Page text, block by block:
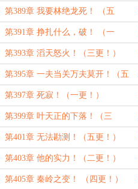
第389章 我要林绝龙死！ （五
更！）
第391章 挣扎什么，破！ （一
更！）
第393章 滔天怒火！（三更！）
第395章 一夫当关万夫莫开！（五
更！）
第397章 死寂！（一更！）
第399章 叶天正的下落！（三
更！）
第401章 无法勘测！（五更！）
第403章 他的实力！（二更！）
第405章 秦岭之变！ （四更！）